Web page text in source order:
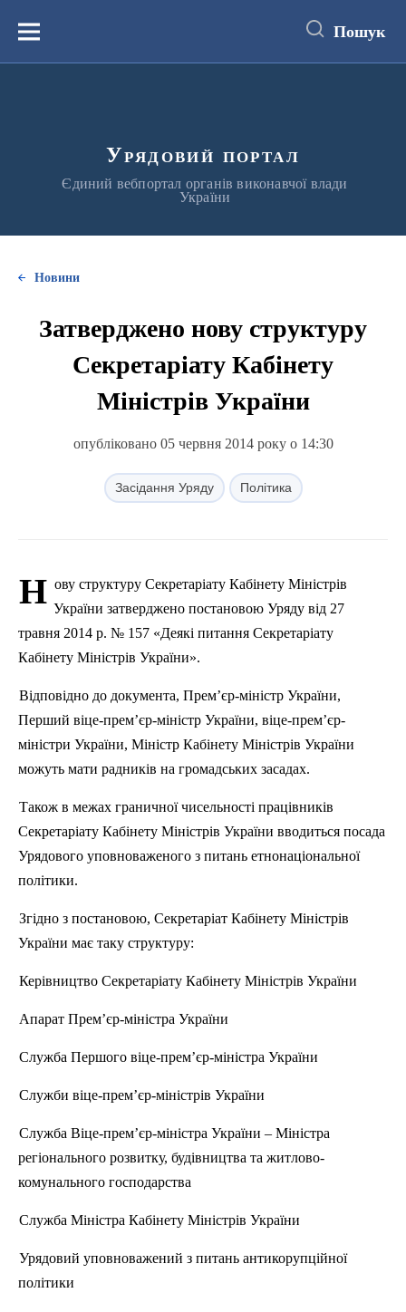
вмістуМеню Пошук
Урядовий портал
Єдиний вебпортал органів виконавчої влади
України
Новини
Затверджено нову структуру
Секретаріату Кабінету
Міністрів України
опубліковано 05 червня 2014 року о 14:30
Засідання Уряду Політика
Н ову структуру Секретаріату Кабінету Міністрів
України затверджено постановою Уряду від 27
травня 2014 р. № 157 «Деякі питання Секретаріату
Кабінету Міністрів України».
Відповідно до документа, Прем’єр-міністр України,
Перший віце-прем’єр-міністр України, віце-прем’єр-
міністри України, Міністр Кабінету Міністрів України
можуть мати радників на громадських засадах.
Також в межах граничної чисельності працівників
Секретаріату Кабінету Міністрів України вводиться посада
Урядового уповноваженого з питань етнонаціональної
політики.
Згідно з постановою, Секретаріат Кабінету Міністрів
України має таку структуру:
Керівництво Секретаріату Кабінету Міністрів України
Апарат Прем’єр-міністра України
Служба Першого віце-прем’єр-міністра України
Служби віце-прем’єр-міністрів України
Служба Віце-прем’єр-міністра України – Міністра
регіонального розвитку, будівництва та житлово-
комунального господарства
Служба Міністра Кабінету Міністрів України
Урядовий уповноважений з питань антикорупційної
політики